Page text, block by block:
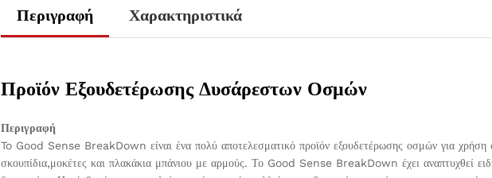
Περιγραφή Χαρακτηριστικά
Προϊόν Εξουδετέρωσης Δυσάρεστων Οσμών
Περιγραφή
To Good Sense BreakDown είναι ένα πολύ αποτελεσματικό προϊόν εξουδετέρωσης οσμών για χρήση
σκουπίδια,μοκέτες και πλακάκια μπάνιου με αρμούς. Το Good Sense BreakDown έχει αναπτυχθεί